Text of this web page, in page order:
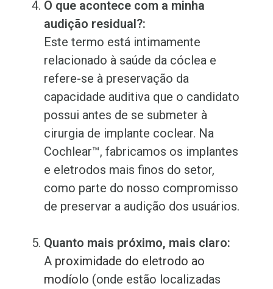
O que acontece com a minha
audição residual?:
Este termo está intimamente
relacionado à saúde da cóclea e
refere-se à preservação da
capacidade auditiva que o candidato
possui antes de se submeter à
cirurgia de implante coclear. Na
Cochlear™, fabricamos os implantes
e eletrodos mais finos do setor,
como parte do nosso compromisso
de preservar a audição dos usuários.
Quanto mais próximo, mais claro:
A proximidade do eletrodo ao
modíolo (onde estão localizadas